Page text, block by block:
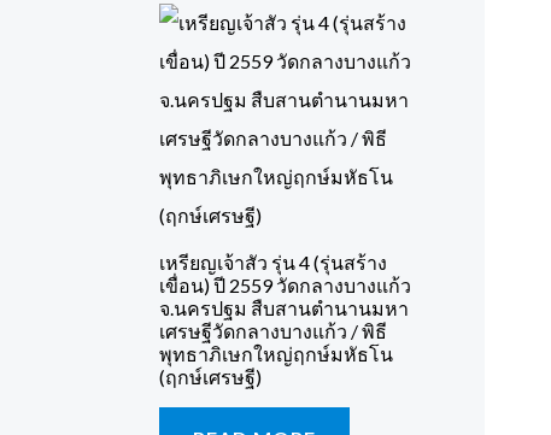
เหรียญเจ้าสัว รุ่น 4 (รุ่นสร้าง
เขื่อน) ปี 2559 วัดกลางบางแก้ว
จ.นครปฐม สืบสานตำนานมหา
เศรษฐีวัดกลางบางแก้ว / พิธี
พุทธาภิเษกใหญ่ฤกษ์มหัธโน
(ฤกษ์เศรษฐี)